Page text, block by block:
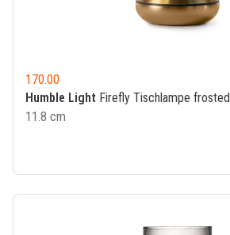
170.00
Humble Light Firefly Tischlampe frosted
11.8 cm